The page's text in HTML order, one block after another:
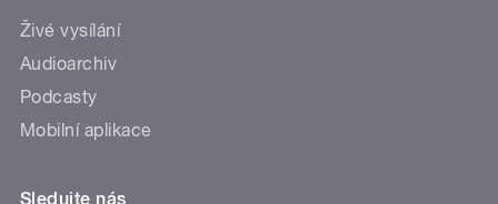
Živé vysílání
Audioarchiv
Podcasty
Mobilní aplikace
Sledujte nás